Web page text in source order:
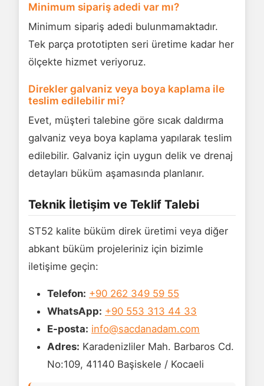
Minimum sipariş adedi var mı?
Minimum sipariş adedi bulunmamaktadır.
Tek parça prototipten seri üretime kadar her
ölçekte hizmet veriyoruz.
Direkler galvaniz veya boya kaplama ile
teslim edilebilir mi?
Evet, müşteri talebine göre sıcak daldırma
galvaniz veya boya kaplama yapılarak teslim
edilebilir. Galvaniz için uygun delik ve drenaj
detayları büküm aşamasında planlanır.
Teknik İletişim ve Teklif Talebi
ST52 kalite büküm direk üretimi veya diğer
abkant büküm projeleriniz için bizimle
iletişime geçin:
Telefon: +90 262 349 59 55
WhatsApp: +90 553 313 44 33
E-posta: info@sacdanadam.com
Adres: Karadenizliler Mah. Barbaros Cd.
No:109, 41140 Başiskele / Kocaeli